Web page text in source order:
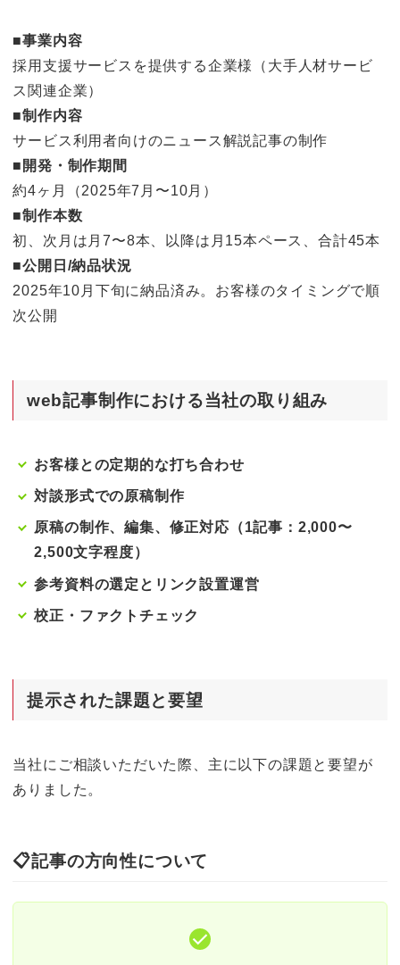
■事業内容
採用支援サービスを提供する企業様（大手人材サービ
ス関連企業）
■制作内容
サービス利用者向けのニュース解説記事の制作
■開発・制作期間
約4ヶ月（2025年7月〜10月）
■制作本数
初、次月は月7〜8本、以降は月15本ペース、合計45本
■公開日/納品状況
2025年10月下旬に納品済み。お客様のタイミングで順
次公開
web記事制作における当社の取り組み
お客様との定期的な打ち合わせ
対談形式での原稿制作
原稿の制作、編集、修正対応（1記事：2,000〜
2,500文字程度）
参考資料の選定とリンク設置運営
校正・ファクトチェック
提示された課題と要望
当社にご相談いただいた際、主に以下の課題と要望が
ありました。
📋記事の方向性について